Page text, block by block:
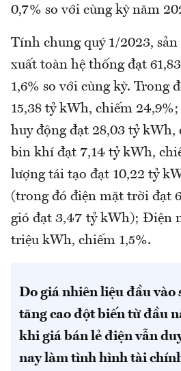
0,7% so với cùng kỳ năm
Tính chung quý 1/2023,
xuất toàn hệ thống đạt
1,6% so với cùng kỳ. Trong
15,38 tỷ kWh, chiếm
huy động đạt 28,03 tỷ kWh,
bin khí đạt 7,14 tỷ kWh,
lượng tái tạo đạt 10,22 tỷ
(trong đó điện mặt trời đạt
gió đạt 3,47 tỷ kWh); Điện
triệu kWh, chiếm 1,5%.
Do giá nhiên liệu đầu vào
tăng cao đột biến từ đầu
khi giá bán lẻ điện vẫn
nay làm tình hình tài